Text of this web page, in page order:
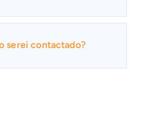
serei contactado?